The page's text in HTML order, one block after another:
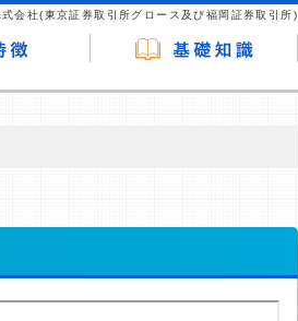
会社(東京証券取引所グロース及び福岡証券取引所)